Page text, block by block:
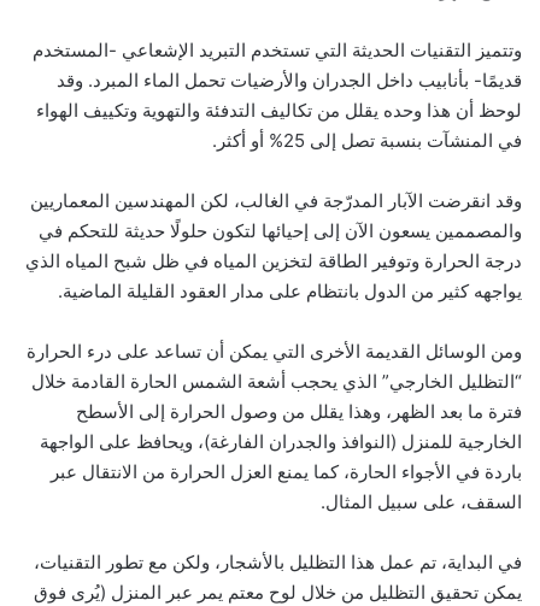
وتتميز التقنيات الحديثة التي تستخدم التبريد الإشعاعي -المستخدم
قديمًا- بأنابيب داخل الجدران والأرضيات تحمل الماء المبرد. وقد
لوحظ أن هذا وحده يقلل من تكاليف التدفئة والتهوية وتكييف الهواء
في المنشآت بنسبة تصل إلى 25% أو أكثر.
وقد انقرضت الآبار المدرّجة في الغالب، لكن المهندسين المعماريين
والمصممين يسعون الآن إلى إحيائها لتكون حلولًا حديثة للتحكم في
درجة الحرارة وتوفير الطاقة لتخزين المياه في ظل شبح المياه الذي
يواجهه كثير من الدول بانتظام على مدار العقود القليلة الماضية.
ومن الوسائل القديمة الأخرى التي يمكن أن تساعد على درء الحرارة
“التظليل الخارجي” الذي يحجب أشعة الشمس الحارة القادمة خلال
فترة ما بعد الظهر، وهذا يقلل من وصول الحرارة إلى الأسطح
الخارجية للمنزل (النوافذ والجدران الفارغة)، ويحافظ على الواجهة
باردة في الأجواء الحارة، كما يمنع العزل الحرارة من الانتقال عبر
السقف، على سبيل المثال.
في البداية، تم عمل هذا التظليل بالأشجار، ولكن مع تطور التقنيات،
يمكن تحقيق التظليل من خلال لوح معتم يمر عبر المنزل (يُرى فوق